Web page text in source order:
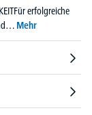
erfolgreiche
Mehr